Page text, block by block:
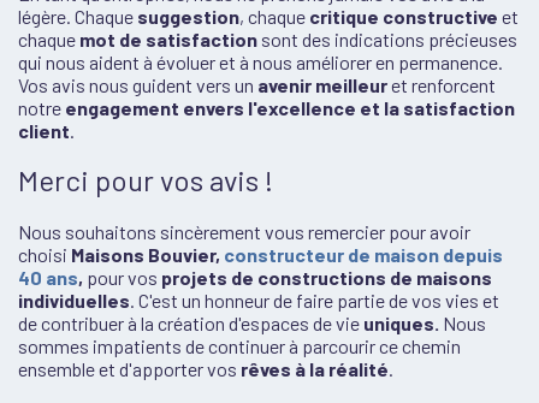
légère. Chaque suggestion, chaque critique constructive et
chaque mot de satisfaction sont des indications précieuses
qui nous aident à évoluer et à nous améliorer en permanence.
Vos avis nous guident vers un avenir meilleuret renforcent
notre engagement envers l'excellence et la satisfaction
client.
Merci pour vos avis !
Nous souhaitons sincèrement vous remercier pour avoir
choisi Maisons Bouvier, constructeur de maison depuis
40 ans, pour vos projets de constructions de maisons
individuelles. C'est un honneur de faire partie de vos vies et
de contribuer à la création d'espaces de vie uniques. Nous
sommes impatients de continuer à parcourir ce chemin
ensemble et d'apporter vos rêves à la réalité.